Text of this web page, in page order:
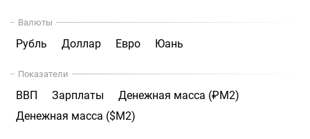
Валюты
Рубль Доллар Евро Юань
Показатели
ВВП Зарплаты
Денежная масса (₽М2)
Денежная масса ($М2)